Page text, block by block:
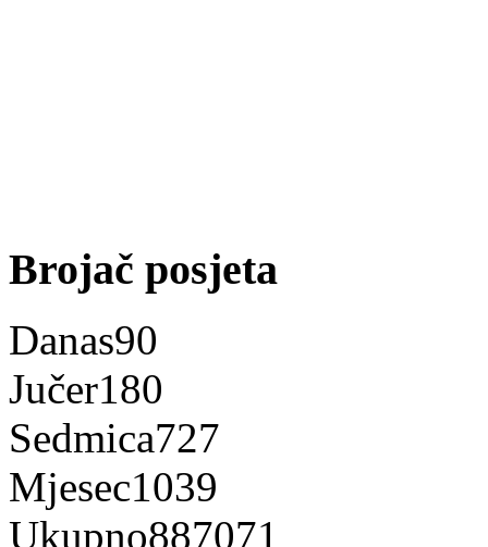
Brojač posjeta
Danas90
Jučer180
Sedmica727
Mjesec1039
Ukupno887071